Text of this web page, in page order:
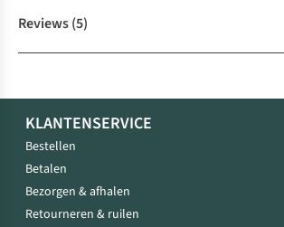
Reviews(5)
KLANTENSERVICE
Bestellen
Betalen
Bezorgen & afhalen
Retourneren & ruilen